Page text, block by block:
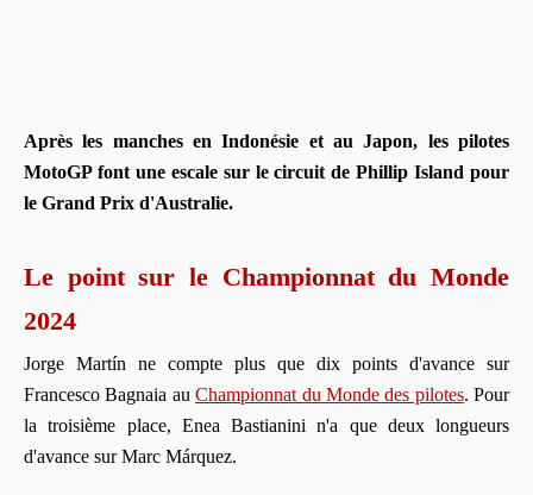
Après les manches en Indonésie et au Japon, les pilotes
MotoGP font une escale sur le circuit de Phillip Island pour
le Grand Prix d'Australie.
Le point sur le Championnat du Monde
2024
Jorge Martín ne compte plus que dix points d'avance sur
Francesco Bagnaia auChampionnat du Monde des pilotes. Pour
la troisième place, Enea Bastianini n'a que deux longueurs
d'avance sur Marc Márquez.